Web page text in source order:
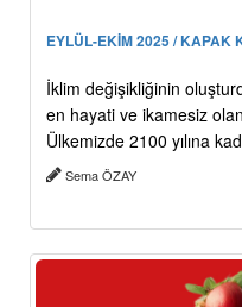
EYLÜL-EKİM 2025 / KAPAK
İklim değişikliğinin
en hayati ve ikamesiz
Ülkemizde 2100 yılına
Sema ÖZAY